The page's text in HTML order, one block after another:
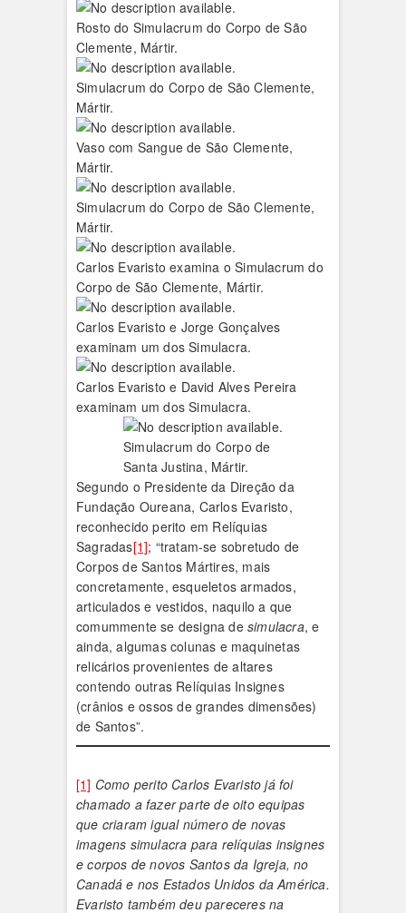
Rosto do Simulacrum do Corpo de São
Clemente, Mártir.
Simulacrum do Corpo de São Clemente,
Mártir.
Vaso com Sangue de São Clemente,
Mártir.
Simulacrum do Corpo de São Clemente,
Mártir.
Carlos Evaristo examina o Simulacrum do
Corpo de São Clemente, Mártir.
Carlos Evaristo e Jorge Gonçalves
examinam um dos Simulacra.
Carlos Evaristo e David Alves Pereira
examinam um dos Simulacra.
Simulacrum do Corpo de
Santa Justina, Mártir.
Segundo o Presidente da Direção da
Fundação Oureana, Carlos Evaristo,
reconhecido perito em Relíquias
Sagradas[1]; “tratam-se sobretudo de
Corpos de Santos Mártires, mais
concretamente, esqueletos armados,
articulados e vestidos, naquilo a que
comummente se designa de simulacra, e
ainda, algumas colunas e maquinetas
relicários provenientes de altares
contendo outras Relíquias Insignes
(crânios e ossos de grandes dimensões)
de Santos”.
[1] Como perito Carlos Evaristo já foi
chamado a fazer parte de oito equipas
que criaram igual número de novas
imagens simulacra para relíquias insignes
e corpos de novos Santos da Igreja, no
Canadá e nos Estados Unidos da América.
Evaristo também deu pareceres na